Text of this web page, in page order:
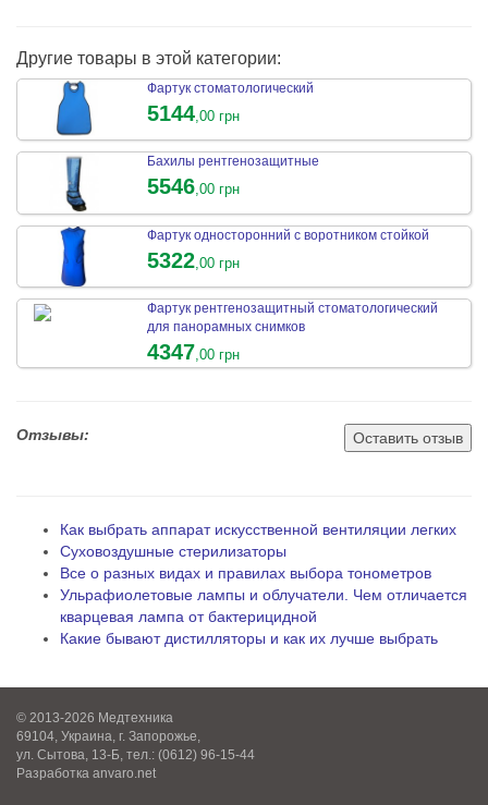
Другие товары в этой категории:
Фартук стоматологический
5144 ,00 грн
Бахилы рентгенозащитные
5546,00 грн
Фартук односторонний с воротником стойкой
5322 ,00 грн
Фартук рентгенозащитный стоматологический
для панорамных снимков
4347,00 грн
Отзывы: Оставить отзыв
Как выбрать аппарат искусственной вентиляции легких
Суховоздушные стерилизаторы
Все о разных видах и правилах выбора тонометров
Ульрафиолетовые лампы и облучатели. Чем отличается
кварцевая лампа от бактерицидной
Какие бывают дистилляторы и как их лучше выбрать
© 2013-2026 Медтехника
69104, Украина, г. Запорожье,
ул. Сытова, 13-Б, тел.: (0612) 96-15-44
Разработка anvaro.net